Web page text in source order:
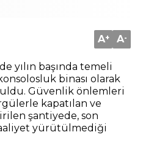
A+ A-
yılın başında temeli
binası olarak
Güvenlik önlemleri
kapatılan ve
şantiyede, son
yürütülmediği